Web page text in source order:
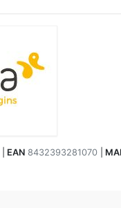
EAN 8432393281070